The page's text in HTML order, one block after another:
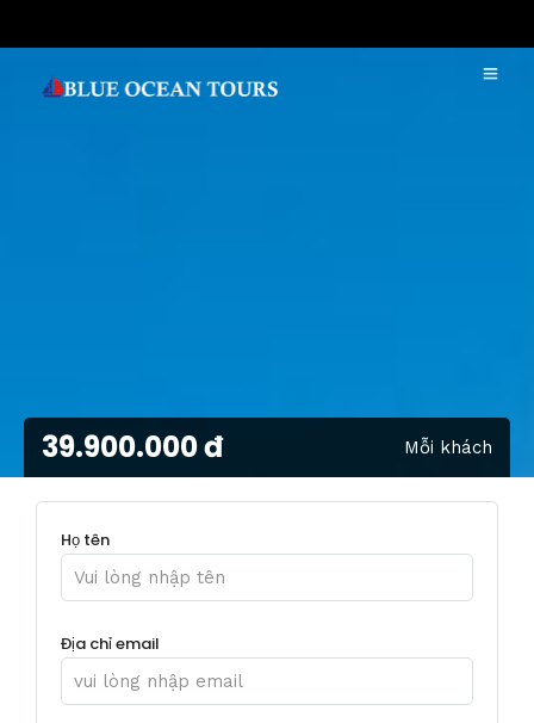
39.900.000 đ Mỗi khách
Họ tên
Địa chỉ email